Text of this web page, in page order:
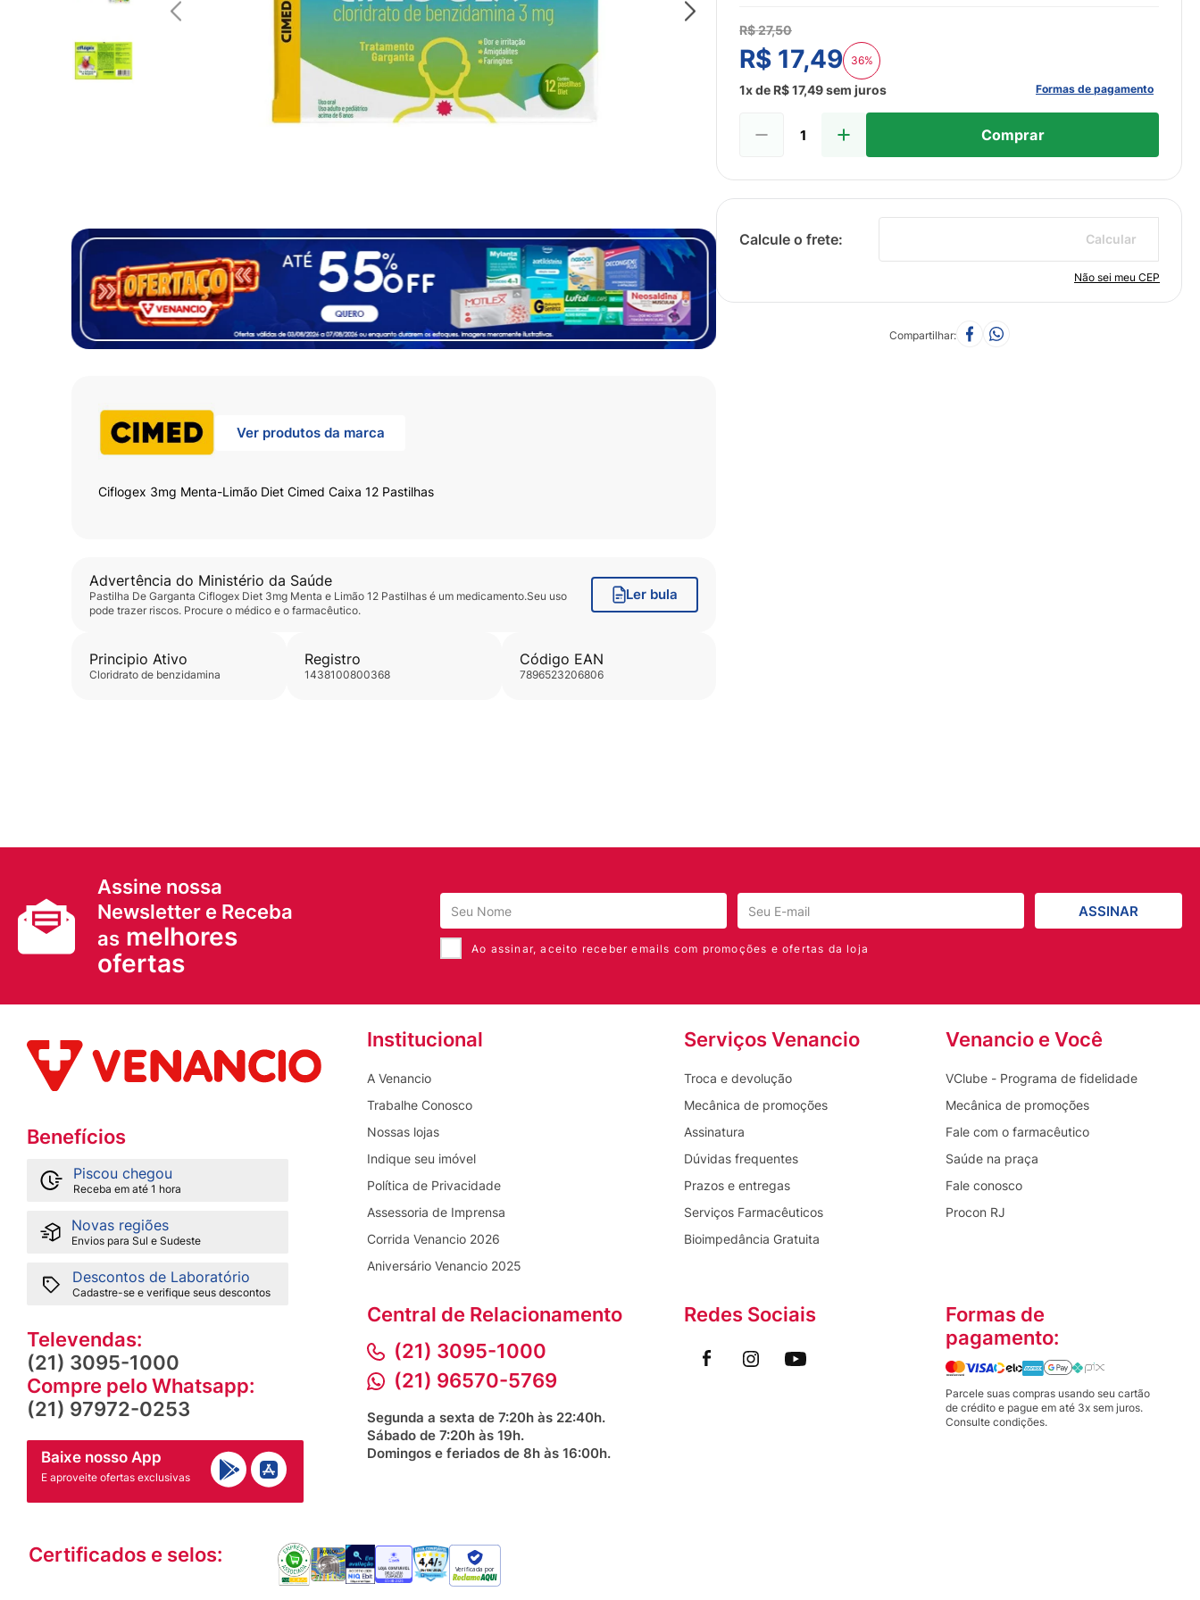
R$27,50
R$ 17,49 36%
1x de R$ 17,49sem juros Formas de pagamento
Comprar
Não sei meu CEP
Calcular
Compartilhar
Ver produtos da marca
Ciflogex 3mg Menta-Limão Diet Cimed Caixa 12 Pastilhas
Advertência do Ministério da Saúde
Pastilha De Garganta Ciflogex Diet 3mg Menta e Limão 12 Pastilhas é um medicamento.Seu uso
pode trazer riscos. Procure o médico e o farmacêutico.
Ler bula
Principio Ativo
cloridrato de benzidamina
Registro
1438100800368
Código EAN
7896523206806
Assine nossa
Newsletter e Receba
as melhores
ofertas
ASSINAR
Ao assinar, aceito receber emails com promoções e ofertas da loja
Benefícios
Piscou chegou
Receba em até 1 hora
Novas regiões
Envios para Sul e Sudeste
Descontos de Laboratório
Cadastre-se e verifique seus descontos
Televendas:
(21) 3095-1000
Compre pelo Whatsapp:
(21) 97972-0253
Baixe nosso App
E aproveite ofertas exclusivas
Institucional
A Venancio
Trabalhe Conosco
Nossas lojas
Indique seu imóvel
Política de Privacidade
Assessoria de Imprensa
Corrida Venancio 2026
Aniversário Venancio 2025
Serviços Venancio
Troca e devolução
Mecânica de promoções
Assinatura
Dúvidas frequentes
Prazos e entregas
Serviços Farmacêuticos
Bioimpedância Gratuita
Venancio e Você
VClube - Programa de fidelidade
Mecânica de promoções
Fale com o farmacêutico
Saúde na praça
Fale conosco
Procon RJ
Central de Relacionamento
(21) 3095-1000
(21) 96570-5769
Segunda a sexta de 7:20h às 22:40h.
Sábado de 7:20h às 19h.
Domingos e feriados de 8h às 16:00h.
Redes Sociais
Formas de
pagamento:
Parcele suas compras usando seu cartão
de crédito e pague em até 3x sem juros.
Consulte condições.
Certificados e selos:
Verificada por
10º